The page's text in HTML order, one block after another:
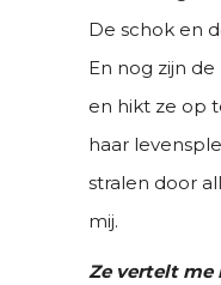
De schok en
En nog zijn
en hikt ze op
haar
stralen door
mij.
Ze vertelt me